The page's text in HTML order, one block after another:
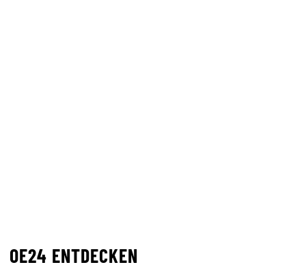
OE24 ENTDECKEN